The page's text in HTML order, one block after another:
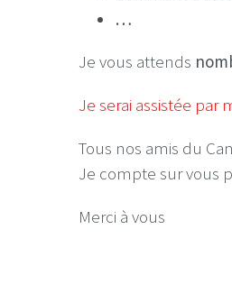
…
Je vous attends
Je serai assistée
Tous nos amis du
Je compte sur vous
Merci à vous